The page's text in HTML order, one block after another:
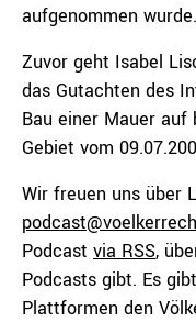
aufgenommen wurde.
Zuvor geht Isabel
das Gutachten des
Bau einer Mauer
Gebiet vom
Wir freuen uns über
Podcast via RSS,
Podcasts gibt. Es
Plattformen den